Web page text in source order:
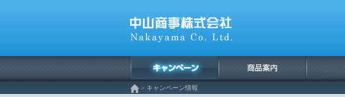
> キャンペーン情報